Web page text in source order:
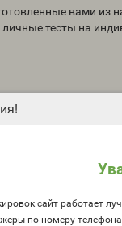
сайт работает
по номеру телефона
вами из
тесты на